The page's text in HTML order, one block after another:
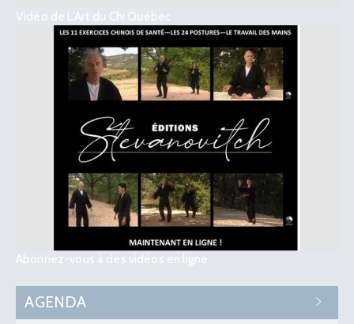
Vidéo de L’Art du Chi Québec
Abonnez-vous à des vidéos en ligne
AGENDA